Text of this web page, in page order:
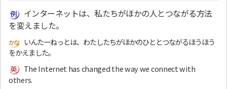
インターネットは、私たちがほかの人とつながる方法
を変えました。
いんたーねっとは、わたしたちがほかのひととつながるほうほう
をかえました。
The Internet has changed the way we connect with
others.